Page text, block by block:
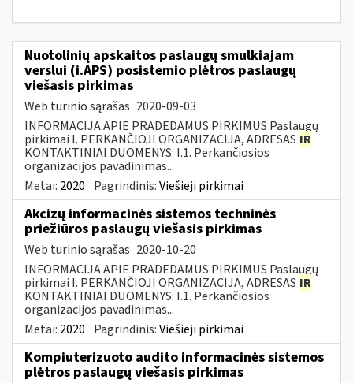
Nuotolinių apskaitos paslaugų smulkiajam
verslui (i.APS) posistemio plėtros paslaugų
viešasis pirkimas
Web turinio sąrašas 2020-09-03
INFORMACIJA APIE PRADEDAMUS PIRKIMUS Paslaugų
pirkimai I. PERKANČIOJI ORGANIZACIJA, ADRESAS IR
KONTAKTINIAI DUOMENYS: I.1. Perkančiosios
organizacijos pavadinimas...
Metai: 2020 Pagrindinis:Viešieji pirkimai
Akcizų informacinės sistemos techninės
priežiūros paslaugų viešasis pirkimas
Web turinio sąrašas 2020-10-20
INFORMACIJA APIE PRADEDAMUS PIRKIMUS Paslaugų
pirkimai I. PERKANČIOJI ORGANIZACIJA, ADRESAS IR
KONTAKTINIAI DUOMENYS: I.1. Perkančiosios
organizacijos pavadinimas...
Metai: 2020 Pagrindinis:Viešieji pirkimai
Kompiuterizuoto audito informacinės sistemos
plėtros paslaugų viešasis pirkimas